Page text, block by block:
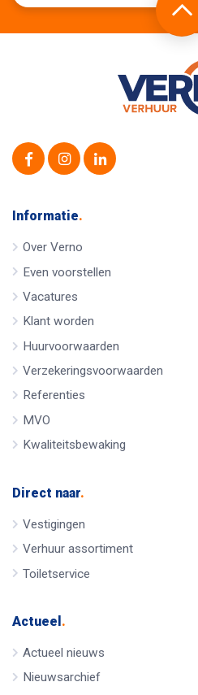
Informatie.
Over Verno
Even voorstellen
Vacatures
Klant worden
Huurvoorwaarden
Verzekeringsvoorwaarden
Referenties
MVO
Kwaliteitsbewaking
Direct naar.
Vestigingen
Verhuur assortiment
Toiletservice
Actueel .
Actueel nieuws
Nieuwsarchief